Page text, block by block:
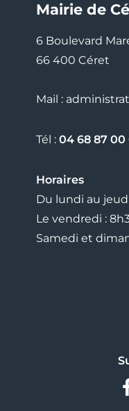
Mairie de
6 Boulevard
66 400 Céret
Mail :
Tél : 04 68 87 00
Horaires
Du lundi au
Le vendredi :
Samedi et